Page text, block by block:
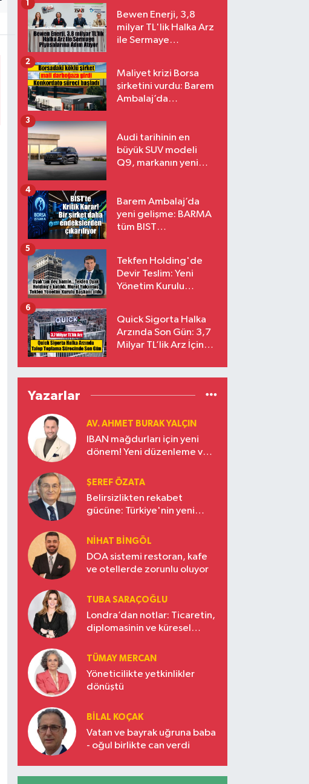
Bewen Enerji, 3,8
milyar TL'lik Halka Arz
ile Sermaye
1
Maliyet krizi Borsa
şirketini vurdu: Barem
Ambalaj’da
2
Audi tarihinin en
büyük SUV modeli
Q9, markanın yeni
3
Barem Ambalaj’da
yeni gelişme: BARMA
tüm BIST
4
Tekfen Holding'de
Devir Teslim: Yeni
Yönetim Kurulu
5
Quick Sigorta Halka
Arzında Son Gün: 3,7
Milyar TL’lik Arz İçin
Eriyor
6
Yazarlar
AV. AHMET BURAK YALÇIN
IBAN mağdurları için yeni
dönem! Yeni düzenleme ve
ŞEREF ÖZATA
Belirsizlikten rekabet
gücüne: Türkiye'nin yeni
NIHAT BINGÖL
DOA sistemi restoran, kafe
ve otellerde zorunlu oluyor
TUBA SARAÇOĞLU
Londra’dan notlar: Ticaretin,
diplomasinin ve küresel
Türkiye’nin yükselen gücü
TÜMAY MERCAN
Yöneticilikte yetkinlikler
dönüştü
BILAL KOÇAK
Vatan ve bayrak uğruna baba
- oğul birlikte can verdi